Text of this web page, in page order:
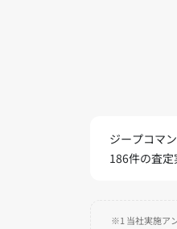
ジープコマ
186件の査
※1 当社実施ア